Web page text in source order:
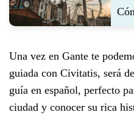
Una vez en Gante te
guiada con Civitatis, será
guía en español, perfecto
ciudad y conocer su rica